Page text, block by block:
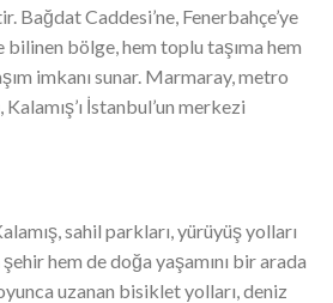
Bağdat Caddesi’ne, Fenerbahçe’ye
bilinen bölge, hem toplu taşıma hem
imkanı sunar. Marmaray, metro
İstanbul’un merkezi
sahil parkları, yürüyüş yolları
hem de doğa yaşamını bir arada
uzanan bisiklet yolları, deniz